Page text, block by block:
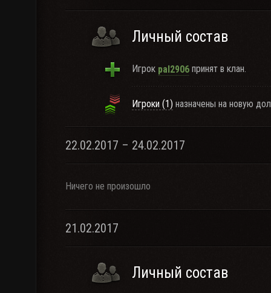
Личный состав
Игрок pal2906 принят в клан.
Игроки (1) назначены на новую
22.02.2017 – 24.02.2017
Ничего не произошло
21.02.2017
Личный состав